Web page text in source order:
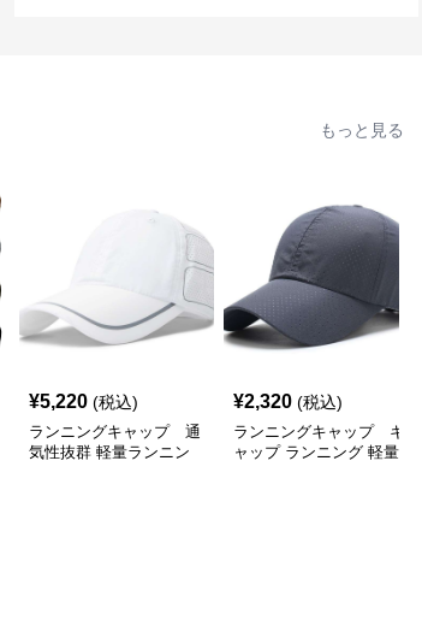
もっと見る
¥5,220 (税込)
ランニングキャップ 通
気性抜群 軽量ランニン
¥2,320 (税込)
ランニングキャップ キ
ャップ ランニング 軽量